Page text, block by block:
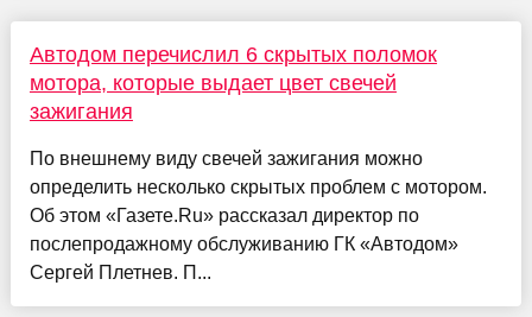
Автодом перечислил 6 скрытых поломок
мотора, которые выдает цвет свечей
зажигания
По внешнему виду свечей зажигания можно
определить несколько скрытых проблем с мотором.
Об этом «Газете.Ru» рассказал директор по
послепродажному обслуживанию ГК «Автодом»
Сергей Плетнев. П...